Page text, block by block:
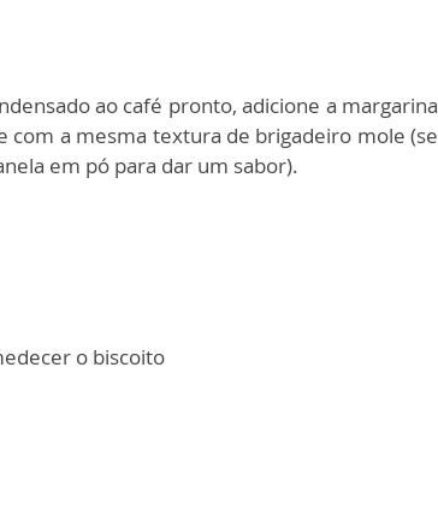
ao café pronto, adicione a margarina
a mesma textura de brigadeiro mole (se
em pó para dar um sabor).
o biscoito